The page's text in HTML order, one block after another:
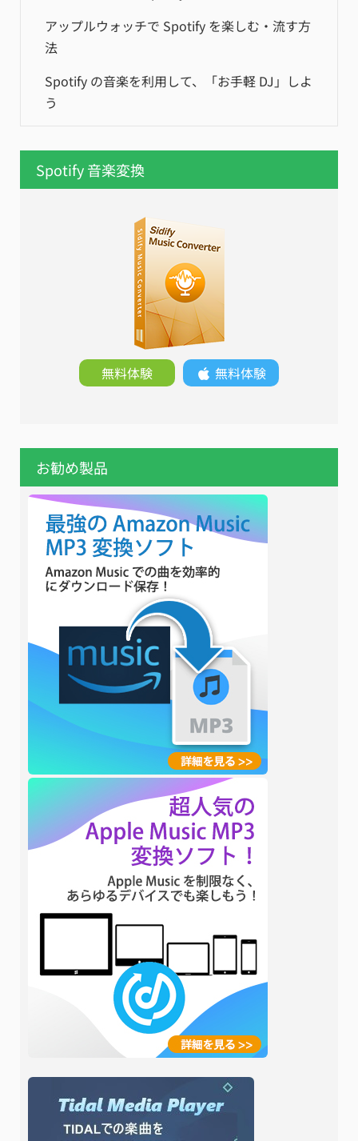
アップルウォッチで Spotify を楽しむ・流す方
法
Spotify の音楽を利用して、「お手軽 DJ」しよ
う
Spotify 音楽変換
無料体験 無料体験
お勧め製品